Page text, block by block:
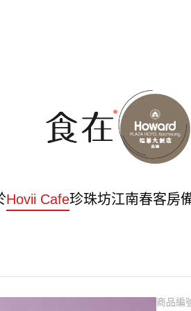
Hovii Cafe珍珠坊江南春客房
商品編